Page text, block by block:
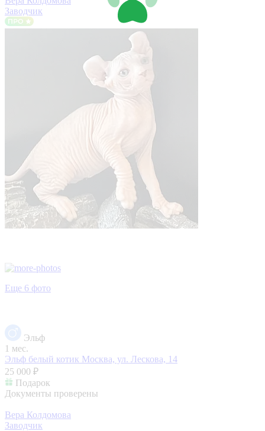
Заводчик
Еще 6 фото
Эльф
1 мес.
Эльф белый котик Москва, ул. Лескова, 14
25 000 ₽
Подарок
Документы проверены
Вера Колдомова
Заводчик